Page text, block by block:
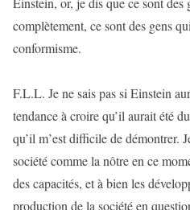
complètement, ce sont des gens
conformisme.
F.L.L. Je ne sais pas si Einstein
tendance à croire qu’il aurait été
qu’il m’est difficile de démontrer.
société comme la nôtre en ce
des capacités, et à bien les
production de la société en